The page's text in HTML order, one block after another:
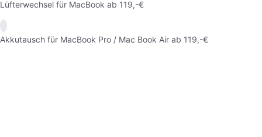
Lüfterwechsel für MacBook ab 119,-€
Akkutausch für MacBook Pro / Mac Book Air ab 119,-€